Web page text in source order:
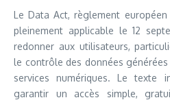
Le Data Act, règlement
pleinement applicable le 12
redonner aux utilisateurs,
le contrôle des données
services numériques. Le texte
garantir un accès simple,